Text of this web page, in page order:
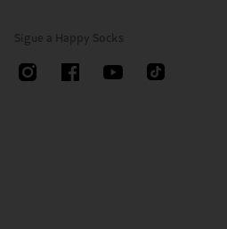
Sigue a Happy Socks